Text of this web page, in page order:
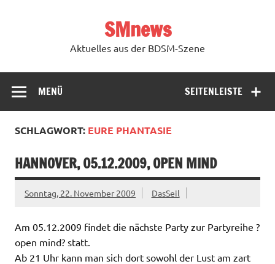
SMnews
Aktuelles aus der BDSM-Szene
SEITENLEISTE
MENÜ
SCHLAGWORT: EURE PHANTASIE
HANNOVER, 05.12.2009, OPEN MIND
Sonntag, 22. November 2009 DasSeil
Am 05.12.2009 findet die nächste Party zur Partyreihe ?
open mind? statt.
Ab 21 Uhr kann man sich dort sowohl der Lust am zart